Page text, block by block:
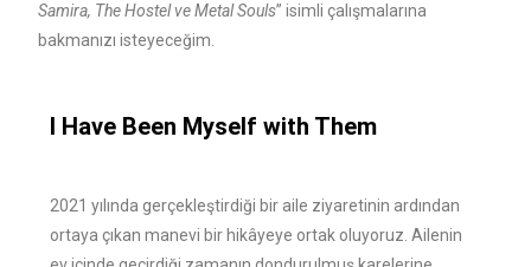
Samira, The Hostel ve Metal Souls” isimli çalışmalarına
bakmanızı isteyeceğim.
I Have Been Myself with Them
2021 yılında gerçekleştirdiği bir aile ziyaretinin ardından
ortaya çıkan manevi bir hikâyeye ortak oluyoruz. Ailenin